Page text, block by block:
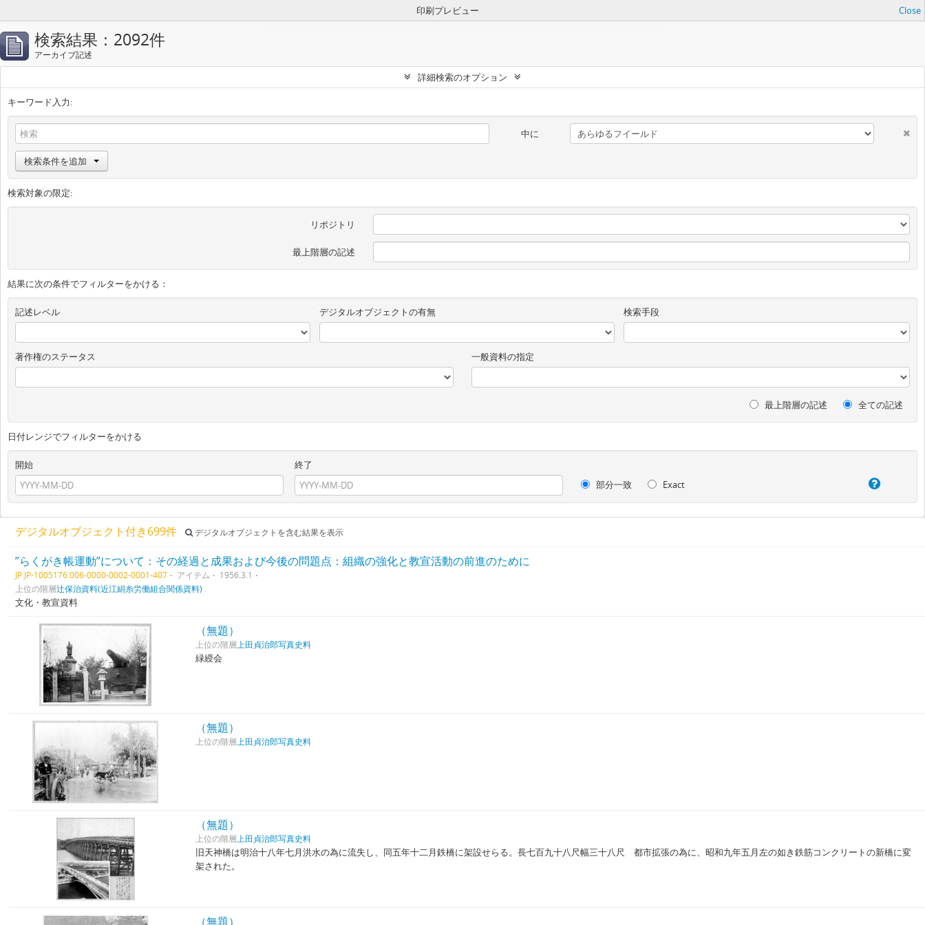
印刷プレビュー Close
検索結果：2092件
アーカイブ記述
詳細検索のオプション
キーワード入力:
中に
検索条件を追加
検索対象の限定:
リポジトリ
最上階層の記述
結果に次の条件でフィルターをかける：
記述レベル デジタルオブジェクトの有無 検索手段
著作権のステータス 一般資料の指定
最上階層の記述 全ての記述
日付レンジでフィルターをかける
開始
終了
部分一致
Exact
デジタルオブジェクト付き699件 デジタルオブジェクトを含む結果を表示
”らくがき帳運動”について：その経過と成果および今後の問題点：組織の強化と教宣活動の前進のために
JP JP-1005176 006-0000-0002-0001-407 アイテム
1956.3.1
上位の階層辻保治資料(近江絹糸労働組合関係資料)
文化・教宣資料
（無題）
上位の階層 上田貞治郎写真史料
緑綬会
（無題）
上位の階層 上田貞治郎写真史料
（無題）
上位の階層 上田貞治郎写真史料
旧天神橋は明治十八年七月洪水の為に流失し、同五年十二月鉄橋に架設せらる。長七百九十八尺幅三十八尺 都市拡張の為に、昭和九年五月左の如き鉄筋コンクリートの新橋に変
架された。
（無題）